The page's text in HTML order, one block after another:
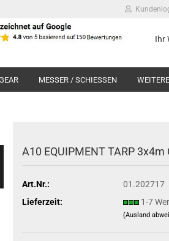
Ihr
MESSER / SCHIESSEN WEITERE
A10 EQUIPMENT TARP 3x4m
Art.Nr.:
01.202717
Lieferzeit:
1-7
(Ausland